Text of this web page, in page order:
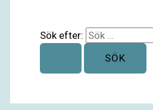
Sök efter: